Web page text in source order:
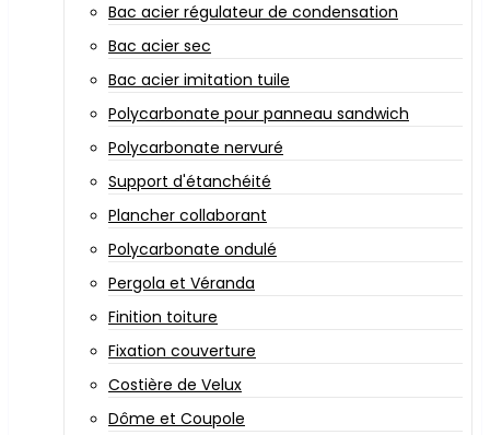
Bac acier régulateur de condensation
Bac acier sec
Bac acier imitation tuile
Polycarbonate pour panneau sandwich
Polycarbonate nervuré
Support d'étanchéité
Plancher collaborant
Polycarbonate ondulé
Pergola et Véranda
Finition toiture
Fixation couverture
Costière de Velux
Dôme et Coupole